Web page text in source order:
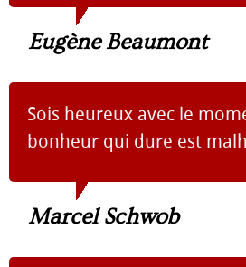
Eugène Beaumont
Sois heureux avec le
bonheur qui dure est
Marcel Schwob